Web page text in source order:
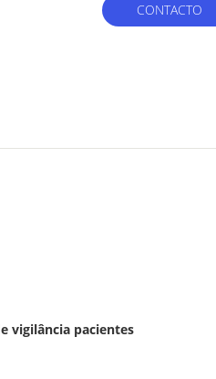
CONTACTO
vigilância pacientes